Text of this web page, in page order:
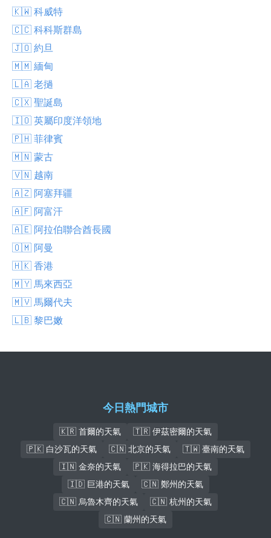
🇰🇼 科威特
🇨🇨 科科斯群島
🇯🇴 約旦
🇲🇲 緬甸
🇱🇦 老撾
🇨🇽 聖誕島
🇮🇴 英屬印度洋領地
🇵🇭 菲律賓
🇲🇳 蒙古
🇻🇳 越南
🇦🇿 阿塞拜疆
🇦🇫 阿富汗
🇦🇪 阿拉伯聯合酋長國
🇴🇲 阿曼
🇭🇰 香港
🇲🇾 馬來西亞
🇲🇻 馬爾代夫
🇱🇧 黎巴嫩
今日熱門城市
🇰🇷 首爾的天氣
🇹🇷 伊茲密爾的天氣
🇵🇰 白沙瓦的天氣
🇨🇳 北京的天氣
🇹🇼 臺南的天氣
🇮🇳 金奈的天氣
🇵🇰 海得拉巴的天氣
🇮🇩 巨港的天氣
🇨🇳 鄭州的天氣
🇨🇳 烏魯木齊的天氣
🇨🇳 杭州的天氣
🇨🇳 蘭州的天氣